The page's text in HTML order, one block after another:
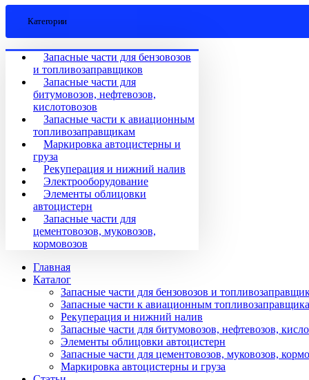
Категории
Запасные части для бензовозов
и топливозаправщиков
Запасные части для
битумовозов, нефтевозов,
кислотовозов
Запасные части к авиационным
топливозаправщикам
Маркировка автоцистерны и
груза
Рекуперация и нижний налив
Электрооборудование
Элементы облицовки
автоцистерн
Запасные части для
цементовозов, муковозов,
кормовозов
Главная
Каталог
Запасные части для бензовозов и
Запасные части к авиационным
Рекуперация и нижний налив
Запасные части для битумовозов, нефтевозов,
Элементы облицовки автоцистерн
Запасные части для цементовозов, муковозов,
Маркировка автоцистерны и груза